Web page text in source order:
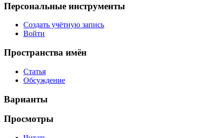
Персональные инструменты
Создать учётную запись
Войти
Пространства имён
Статья
Обсуждение
Варианты
Просмотры